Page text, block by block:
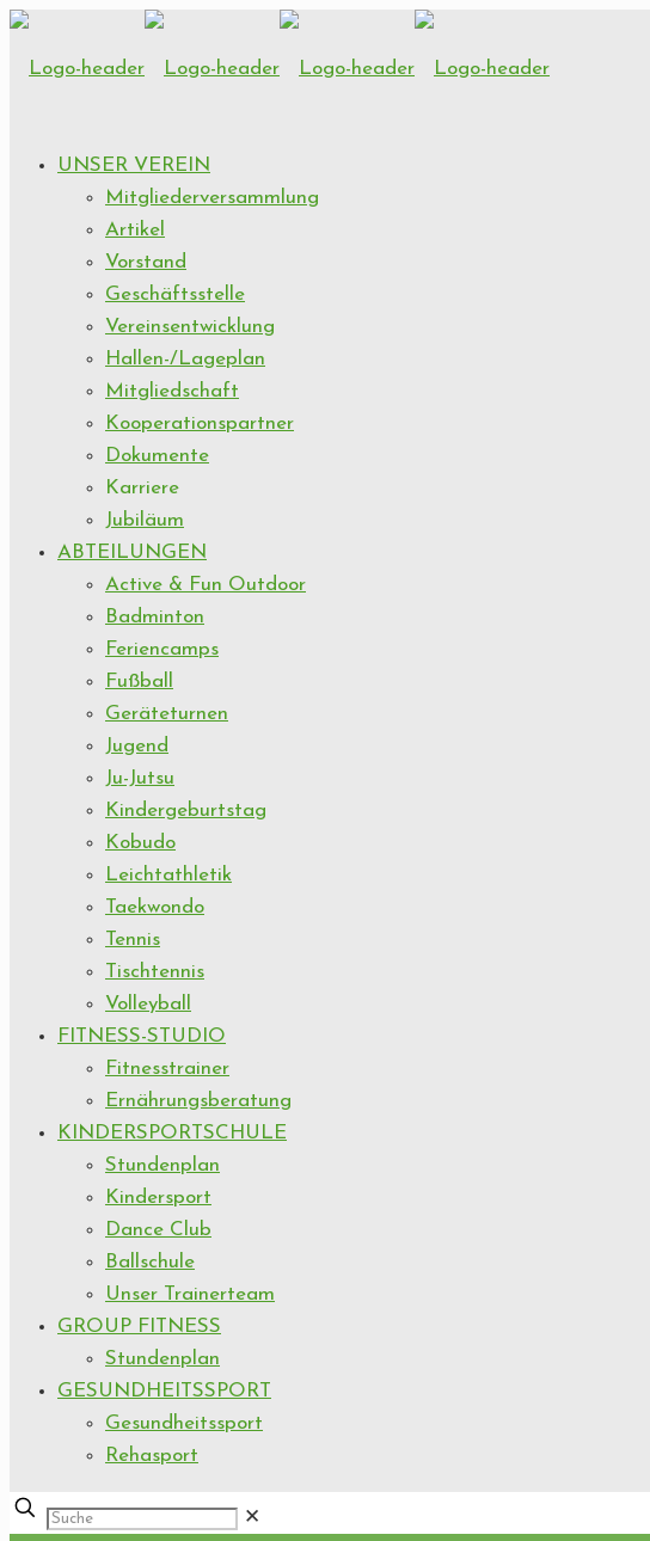
UNSER VEREIN
Mitgliederversammlung
Artikel
Vorstand
Geschäftsstelle
Vereinsentwicklung
Hallen-/Lageplan
Mitgliedschaft
Kooperationspartner
Dokumente
Karriere
Jubiläum
ABTEILUNGEN
Active & Fun Outdoor
Badminton
Feriencamps
Fußball
Geräteturnen
Jugend
Ju-Jutsu
Kindergeburtstag
Kobudo
Leichtathletik
Taekwondo
Tennis
Tischtennis
Volleyball
FITNESS-STUDIO
Fitnesstrainer
Ernährungsberatung
KINDERSPORTSCHULE
Stundenplan
Kindersport
Dance Club
Ballschule
Unser Trainerteam
GROUP FITNESS
Stundenplan
GESUNDHEITSSPORT
Gesundheitssport
Rehasport
✕